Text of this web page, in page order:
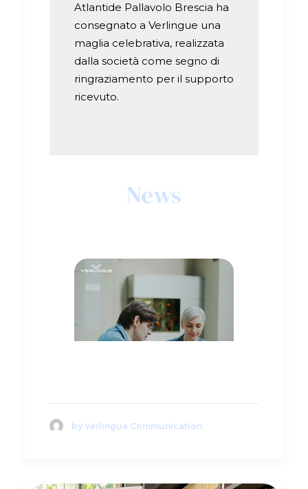
Atlantide Pallavolo Brescia ha
consegnato a Verlingue una
maglia celebrativa, realizzata
dalla società come segno di
ringraziamento per il supporto
ricevuto.
News
differenza per le
by Verlingue Communication